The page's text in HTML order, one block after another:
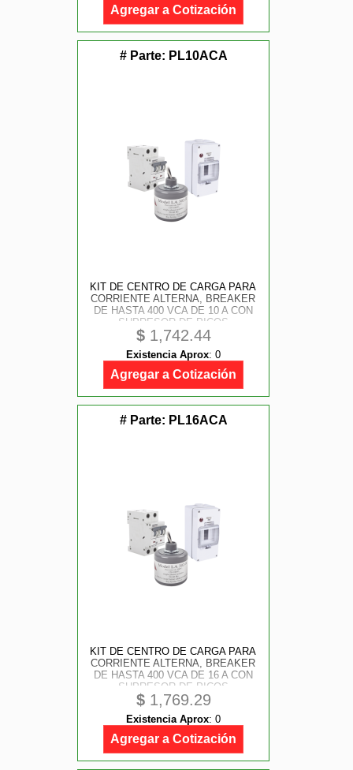
Agregar a Cotización
# Parte: PL10ACA
KIT DE CENTRO DE CARGA PARA
CORRIENTE ALTERNA, BREAKER
DE HASTA 400 VCA DE 10 A CON
SUPRESOR DE PICOS
TRANSITORIOS.
$1,742.44
Existencia Aprox: 0
Agregar a Cotización
# Parte: PL16ACA
KIT DE CENTRO DE CARGA PARA
CORRIENTE ALTERNA, BREAKER
DE HASTA 400 VCA DE 16 A CON
SUPRESOR DE PICOS
TRANSITORIOS.
$1,769.29
Existencia Aprox: 0
Agregar a Cotización